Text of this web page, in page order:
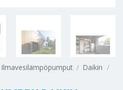
Ilmavesilämpöpumput / Daikin /